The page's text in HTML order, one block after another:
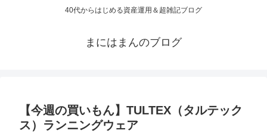
40代からはじめる資産運用＆超雑記ブログ
まにはまんのブログ
【今週の買いもん】TULTEX（タルテック
ス）ランニングウェア